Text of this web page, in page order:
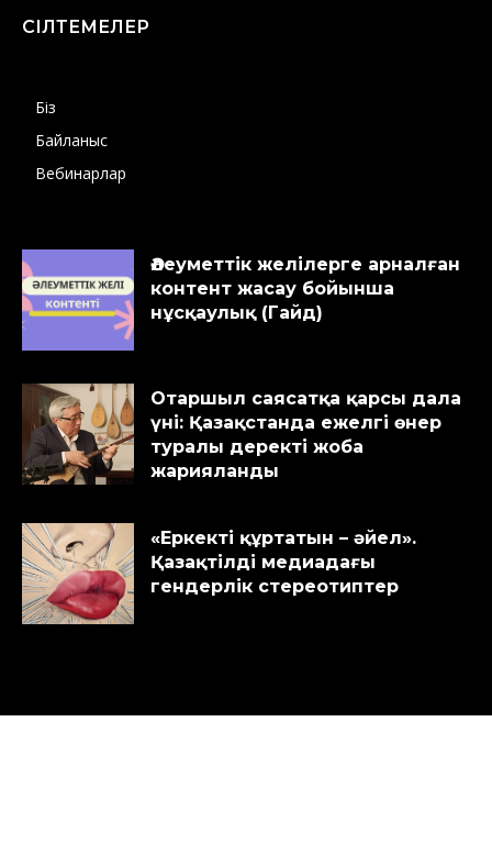
СІЛТЕМЕЛЕР
Біз
Байланыс
Вебинарлар
Әлеуметтік желілерге арналған
контент жасау бойынша
нұсқаулық (Гайд)
Отаршыл саясатқа қарсы дала
үні: Қазақстанда ежелгі өнер
туралы деректі жоба
жарияланды
«Еркекті құртатын – әйел».
Қазақтілді медиадағы
гендерлік стереотиптер